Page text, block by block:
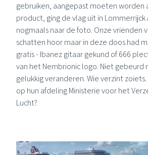
gebruiken, aangepast moeten worden
product, ging de vlag uit in Lommerrijck
nogmaals naar de foto. Onze vrienden
schatten hoor maar in deze doos had
gratis - Ibanez gitaar gekund of 666
van het Nembrionic logo. Niet gebeurd
gelukkig veranderen. Wie verzint zoiets.
op hun afdeling Ministerie voor het
Lucht?